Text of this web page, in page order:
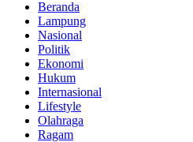
Beranda
Lampung
Nasional
Politik
Ekonomi
Hukum
Internasional
Lifestyle
Olahraga
Ragam